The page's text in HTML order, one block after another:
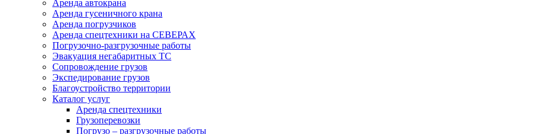
Аренда автокрана
Аренда гусеничного крана
Аренда погрузчиков
Аренда спецтехники на СЕВЕРАХ
Погрузочно-разгрузочные работы
Эвакуация негабаритных ТС
Сопровождение грузов
Экспедирование грузов
Благоустройство территории
Каталог услуг
Аренда спецтехники
Грузоперевозки
Погрузо – разгрузочные работы